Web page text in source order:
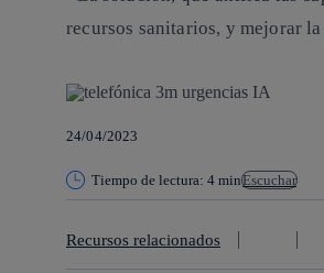
recursos sanitarios, y mejorar
24/04/2023
Tiempo de lectura: 4 minEscuchar
Recursos relacionados